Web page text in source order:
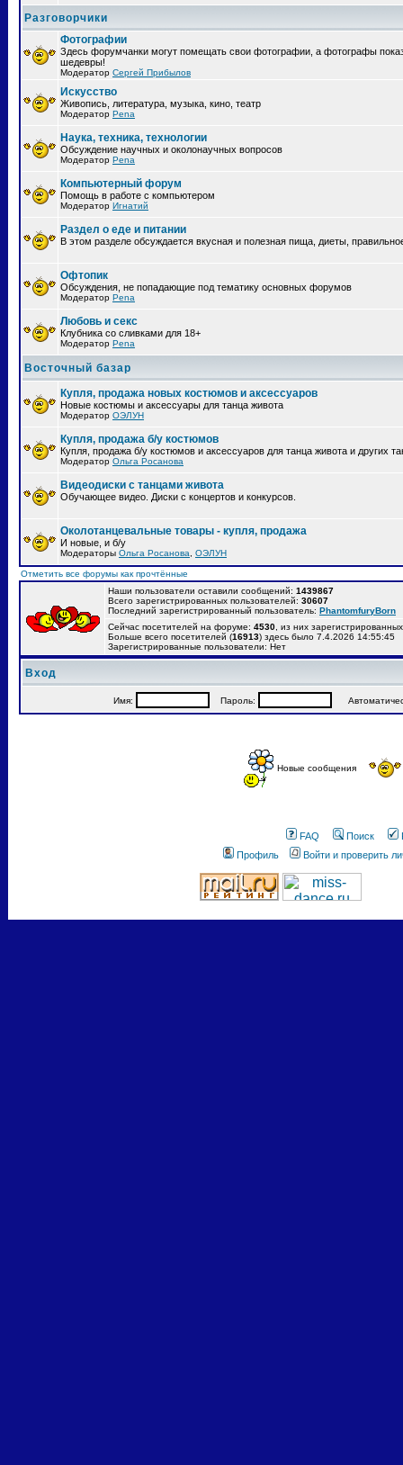
Разговорчики
Фотографии
Здесь форумчанки могут помещать свои фотографии, а фотографы
шедевры!
Модератор Сергей Прибылов
Искусство
Живопись, литература, музыка, кино, театр
Модератор Pena
Наука, техника, технологии
Обсуждение научных и околонаучных вопросов
Модератор Pena
Компьютерный форум
Помощь в работе с компьютером
Модератор Игнатий
Раздел о еде и питании
В этом разделе обсуждается вкусная и полезная пища, диеты,
Офтопик
Обсуждения, не попадающие под тематику основных форумов
Модератор Pena
Любовь и секс
Клубника со сливками для 18+
Модератор Pena
Восточный базар
Купля, продажа новых костюмов и аксессуаров
Новые костюмы и аксессуары для танца живота
Модератор ОЭЛУН
Купля, продажа б/у костюмов
Купля, продажа б/у костюмов и аксессуаров для танца живота и других
Модератор Ольга Росанова
Видеодиски с танцами живота
Обучающее видео. Диски с концертов и конкурсов.
Околотанцевальные товары - купля, продажа
И новые, и б/у
Модераторы Ольга Росанова ОЭЛУН
Отметить все форумы как прочтённые
Наши пользователи оставили сообщений: 1439867
Всего зарегистрированных пользователей: 30607
Последний зарегистрированный пользователь: PhantomfuryBorn
Сейчас посетителей на форуме: 4530 , из них
Больше всего посетителей (16913) здесь было 7.4.2026 14:55:45
Зарегистрированные пользователи: Нет
Вход
Имя: Пароль:
Новые сообщения
FAQ Поиск
Профиль
Войти и проверить